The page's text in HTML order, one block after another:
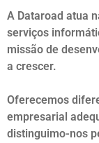
A Dataroad atua
serviços
missão de
a crescer.
Oferecemos
empresarial
distinguimo-nos